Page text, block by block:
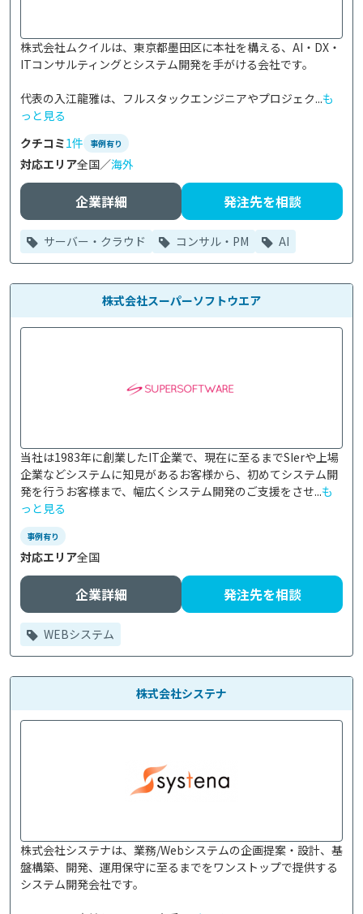
株式会社ムクイルは、東京都墨田区に本社を構える、AI・DX・
ITコンサルティングとシステム開発を手がける会社です。
代表の入江龍雅は、フルスタックエンジニアやプロジェク...も
っと見る
クチコミ1件 事例有り
対応エリア全国／海外
企業詳細 発注先を相談
サーバー・クラウド コンサル・PM AI
株式会社スーパーソフトウエア
当社は1983年に創業したIT企業で、現在に至るまでSIerや上場
企業などシステムに知見があるお客様から、初めてシステム開
発を行うお客様まで、幅広くシステム開発のご支援をさせ...も
っと見る
事例有り
対応エリア全国
企業詳細 発注先を相談
WEBシステム
株式会社システナ
株式会社システナは、業務/Webシステムの企画提案・設計、基
盤構築、開発、運用保守に至るまでをワンストップで提供する
システム開発会社です。